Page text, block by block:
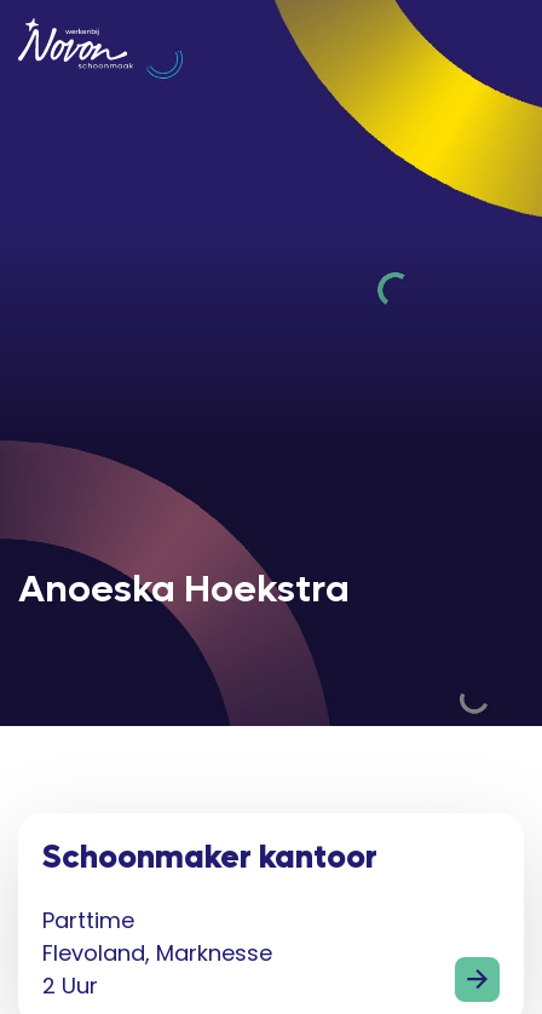
Anoeska Hoekstra
Schoonmaker kantoor
Parttime
Flevoland, Marknesse
2 Uur